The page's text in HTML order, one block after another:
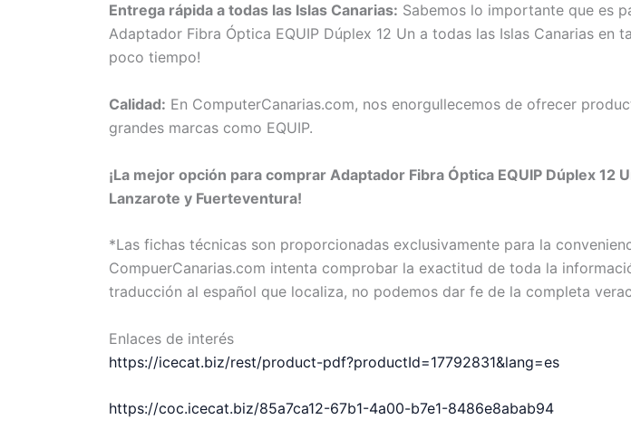
Entrega rápida a todas las Islas Canarias: Sabemos lo importante que es
Adaptador Fibra Óptica EQUIP Dúplex 12 Un a todas las Islas Canarias
poco tiempo!
Calidad: En ComputerCanarias.com, nos enorgullecemos de ofrecer
grandes marcas como EQUIP.
¡La mejor opción para comprar Adaptador Fibra Óptica EQUIP Dúplex 12
Lanzarote y Fuerteventura!
*Las fichas técnicas son proporcionadas exclusivamente para la
CompuerCanarias.com intenta comprobar la exactitud de toda la
traducción al español que localiza, no podemos dar fe de la completa
Enlaces de interés
https://icecat.biz/rest/product-pdf?productId=17792831&lang=es
https://coc.icecat.biz/85a7ca12-67b1-4a00-b7e1-8486e8abab94